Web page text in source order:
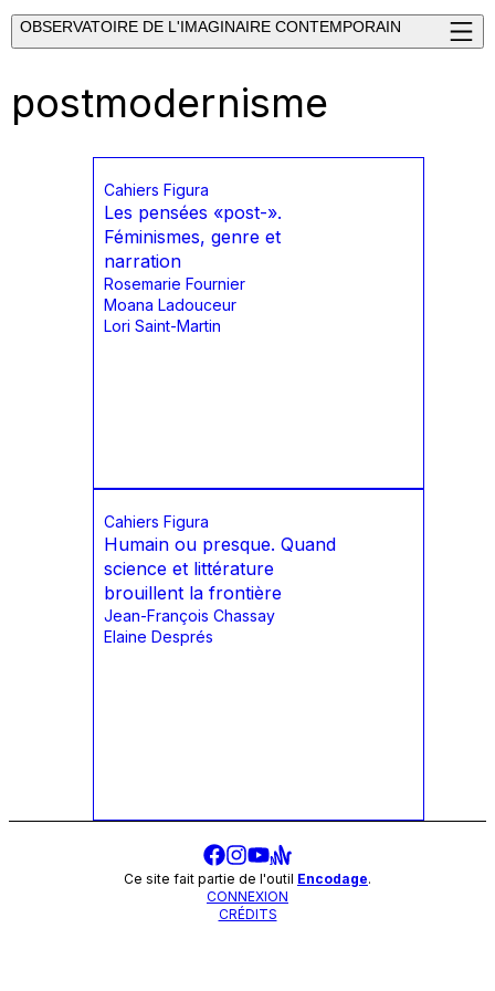
OBSERVATOIRE DE L'IMAGINAIRE CONTEMPORAIN
postmodernisme
Cahiers Figura
Les pensées «post-».
Féminismes, genre et
narration
Rosemarie Fournier
Moana Ladouceur
Lori Saint-Martin
Cahiers Figura
Humain ou presque. Quand
science et littérature
brouillent la frontière
Jean-François Chassay
Elaine Després
Ce site fait partie de l'outil Encodage.
CONNEXION
CRÉDITS